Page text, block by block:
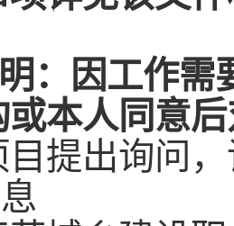
：因工作需
本人同意
目提出询问